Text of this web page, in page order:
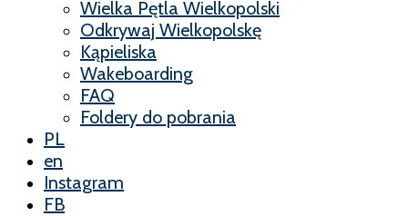
Wielka Pętla Wielkopolski
Odkrywaj Wielkopolskę
Kąpieliska
Wakeboarding
FAQ
Foldery do pobrania
PL
en
Instagram
FB